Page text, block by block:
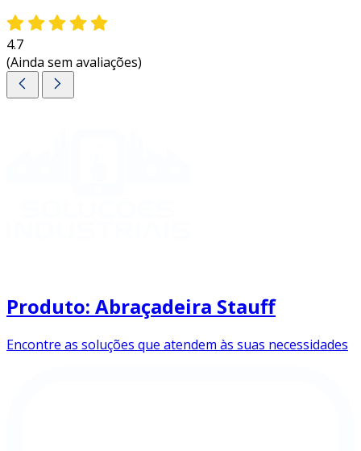
4.7
(Ainda sem avaliações)
Produto: Abraçadeira Stauff
Encontre as soluções que atendem às suas necessidades